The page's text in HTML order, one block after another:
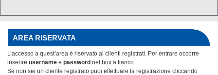
AREA RISERVATA
L’accesso a quest’area è riservato ai clienti registrati. Per entrare occorre
inserire username e password nel box a fianco.
Se non sei un cliente registrato puoi effettuare la registrazione cliccando